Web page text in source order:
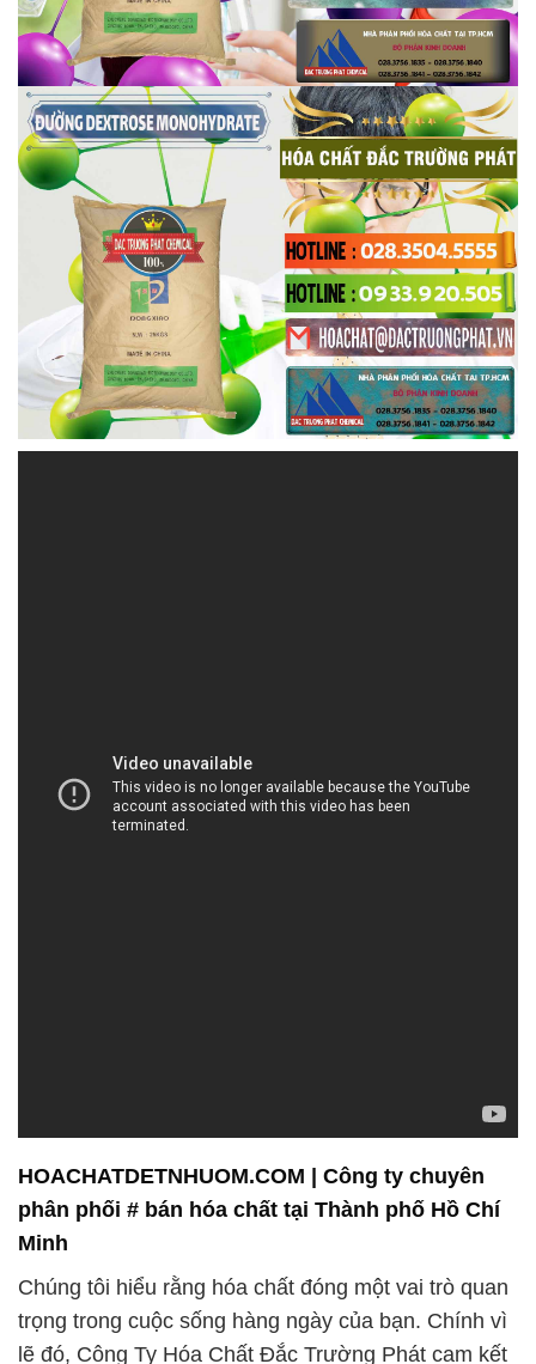
HOACHATDETNHUOM.COM | Công ty chuyên
phân phối # bán hóa chất tại Thành phố Hồ Chí
Minh
Chúng tôi hiểu rằng hóa chất đóng một vai trò quan
trọng trong cuộc sống hàng ngày của bạn. Chính vì
lẽ đó, Công Ty Hóa Chất Đắc Trường Phát cam kết